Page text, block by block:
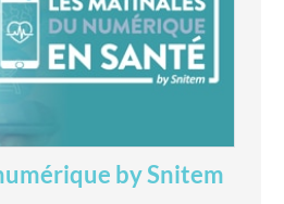
by Snitem